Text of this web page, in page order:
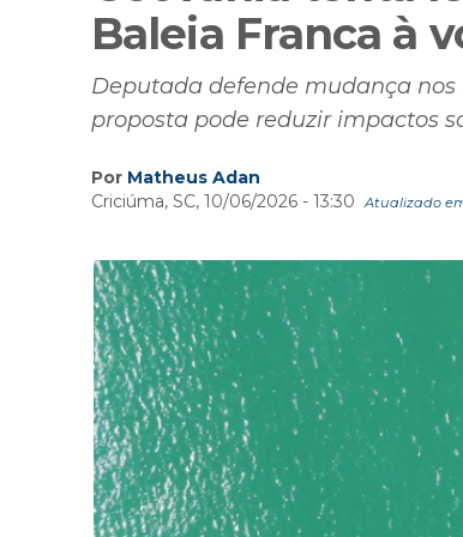
Baleia Franca à
Deputada defende mudança
proposta pode reduzir impactos
Por Matheus Adan
Criciúma, SC, 10/06/2026 - 13:30
Atualizado em